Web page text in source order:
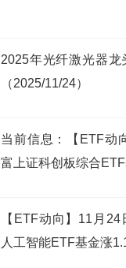
2025年光纤激光器龙
（2025/11/24）
当前信息：【ETF动
富上证科创板综合
【ETF动向】11月
人工智能ETF基金涨